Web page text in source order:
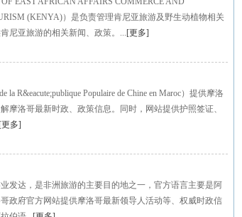
(KENYA)）是负责管理肯尼亚旅游及野生动植物相关
尼亚旅游的相关新闻、政策。...[更多]
la R&eacute;publique Populaire de Chine en Maroc）提供摩洛
摩洛哥最新时政、政策信息。同时，网站提供护照签证、
[更多]
发达，是非洲旅游的主要目的地之一，官方语言主要是阿
政府官方网站提供摩洛哥最新领导人活动等、权威时政信